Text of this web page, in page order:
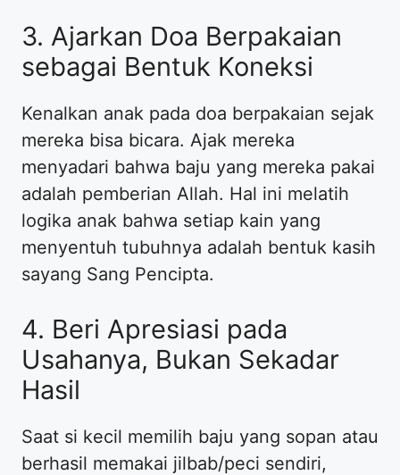
​3. Ajarkan Doa Berpakaian
sebagai Bentuk Koneksi
​Kenalkan anak pada doa berpakaian sejak
mereka bisa bicara. Ajak mereka
menyadari bahwa baju yang mereka pakai
adalah pemberian Allah. Hal ini melatih
logika anak bahwa setiap kain yang
menyentuh tubuhnya adalah bentuk kasih
sayang Sang Pencipta.
​4. Beri Apresiasi pada
Usahanya, Bukan Sekadar
Hasil
​Saat si kecil memilih baju yang sopan atau
berhasil memakai jilbab/peci sendiri,